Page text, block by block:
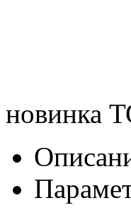
новинка